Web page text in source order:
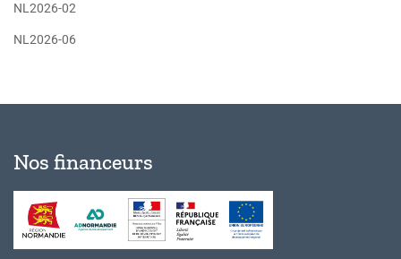
NL2026-02
NL2026-06
Nos financeurs